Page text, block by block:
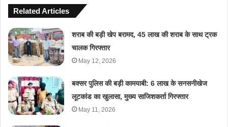
Related Articles
शराब की बड़ी खेप बरामद, 45 लाख की शराब के साथ ट्रक
चालक गिरफ्तार
May 12, 2026
बक्सर पुलिस की बड़ी कामयाबी: 6 लाख के सनसनीखेज
लूटकांड का खुलासा, मुख्य साजिशकर्ता गिरफ्तार
May 11, 2026